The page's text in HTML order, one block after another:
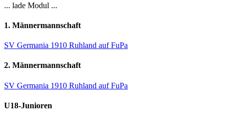
... lade Modul ...
1. Männermannschaft
SV Germania 1910 Ruhland auf FuPa
2. Männermannschaft
SV Germania 1910 Ruhland auf FuPa
U18-Junioren